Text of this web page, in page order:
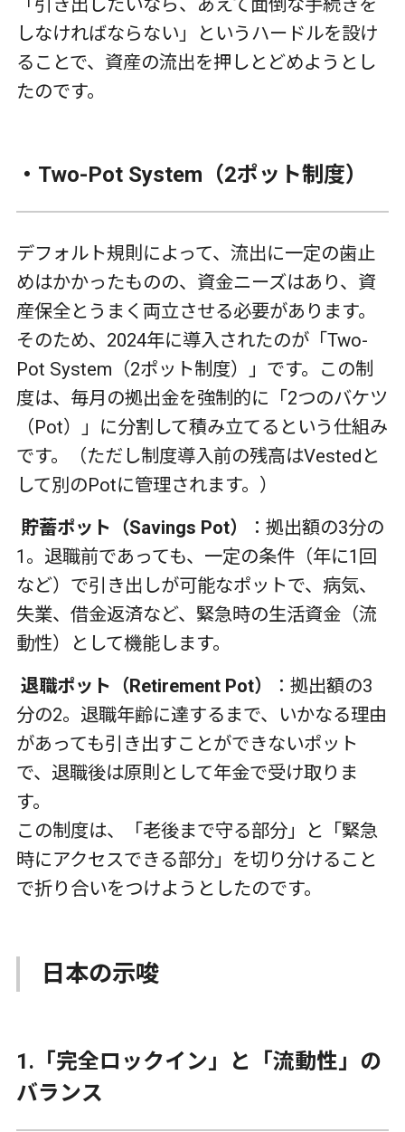
しなければならない」というハードルを設け
ることで、資産の流出を押しとどめようとし
たのです。
・ Two-Pot System （2ポット制度）
デフォルト規則によって、流出に一定の歯止
めはかかったものの、資金ニーズはあり、資
産保全とうまく両立させる必要があります。
そのため、 2024年に導入されたのが「Two-
Pot System （2ポット制度）」です。この制
度は、毎月の拠出金を強制的に「2つのバケツ
（Pot）」に分割して積み立てるという仕組み
です。（ただし制度導入前の残高はVested と
して別のPotに管理されます。）
貯蓄ポット（Savings Pot）
：拠出額の3分の
1 。退職前であっても、一定の条件（年に1 回
など）で引き出しが可能なポットで、病気、
失業、借金返済など、緊急時の生活資金（流
動性）として機能します。
退職ポット（Retirement Pot）
：拠出額の3
分の2。退職年齢に達するまで、いかなる理由
があっても引き出すことができないポット
で、退職後は原則として年金で受け取りま
す。
この制度は、「老後まで守る部分」と「緊急
時にアクセスできる部分」を切り分けること
で折り合いをつけようとしたのです。
日本の示唆
1. 「完全ロックイン」と「流動性」の
バランス